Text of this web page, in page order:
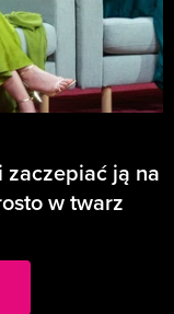
ją na
w twarz